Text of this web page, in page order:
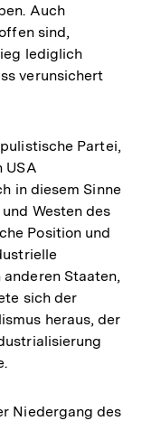
Auch
sind,
lediglich
verunsichert
Partei,
USA
in diesem Sinne
Westen des
Position und
Staaten,
sich der
heraus, der
Niedergang des